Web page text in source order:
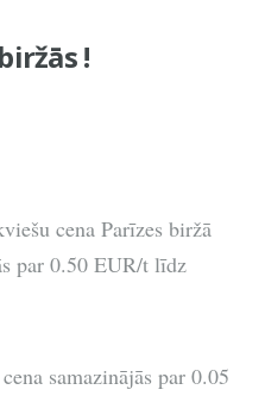
!
cena Parīzes biržā
par 0.50 EUR/t līdz
samazinājās par 0.05